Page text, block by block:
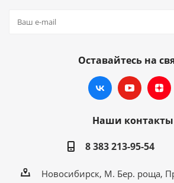
Оставайтесь на
Наши контакты
8 383 213-95-54
Новосибирск, М. Бер. роща,